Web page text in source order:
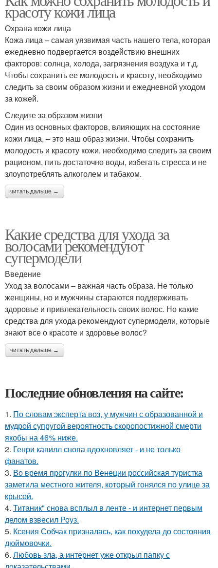
красоту кожи лица
Охрана кожи лица
Кожа лица – самая уязвимая часть нашего тела, которая
ежедневно подвергается воздействию внешних
факторов: солнца, холода, загрязнения воздуха и т.д.
Чтобы сохранить ее молодость и красоту, необходимо
следить за своим образом жизни и ежедневной уходом
за кожей.
Следите за образом жизни
Один из основных факторов, влияющих на состояние
кожи лица, – это наш образ жизни. Чтобы сохранить
молодость и красоту кожи, необходимо следить за своим
рационом, пить достаточно воды, избегать стресса и не
злоупотреблять алкоголем и табаком.
читать дальше →
Какие средства для ухода за
волосами рекомендуют
супермодели
Введение
Уход за волосами – важная часть образа. Не только
женщины, но и мужчины стараются поддерживать
здоровье и привлекательность своих волос. Но какие
средства для ухода рекомендуют супермодели, которые
знают все о красоте и здоровье волос?
читать дальше →
Последние обновления на сайте:
1. По словам эксперта воз, у мужчин с образованной и
мудрой супругой вероятность скоропостижной смерти
якобы на 46% ниже.
2. Генри кавилл снова вдохновляет - и не только
фанатов.
3. Во время прогулки по Венеции российская туристка
заметила местного жителя, который гонялся по улице за
крысой.
4. Титаник" снова всплыл в ленте - и интернет первым
делом взвесил Роуз.
5. Ксения Собчак призналась, как похудела до состояния
дюймовочки.
6. Любовь зла, а интернет уже открыл папку с